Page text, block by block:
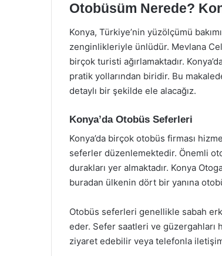
Otobüsüm Nerede?
Konya, Türkiye’nin yüzölçümü
zenginlikleriyle ünlüdür. Mevlana
birçok turisti ağırlamaktadır.
pratik yollarından biridir. Bu
detaylı bir şekilde ele alacağız.
Konya’da Otobüs Seferleri
Konya’da birçok otobüs firması
seferler düzenlemektedir. Önemli
durakları yer almaktadır. Konya
buradan ülkenin dört bir yanına
Otobüs seferleri genellikle sabah
eder. Sefer saatleri ve güzergahları
ziyaret edebilir veya telefonla